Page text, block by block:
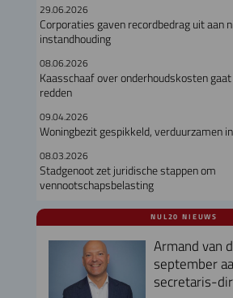
29.06.2026
Corporaties gaven recordbedrag uit aan
instandhouding
08.06.2026
Kaasschaaf over onderhoudskosten
redden
09.04.2026
Woningbezit gespikkeld, verduurzamen
08.03.2026
Stadgenoot zet juridische stappen om
vennootschapsbelasting
NUL20 NIEUWS
Armand van
september
secretaris-